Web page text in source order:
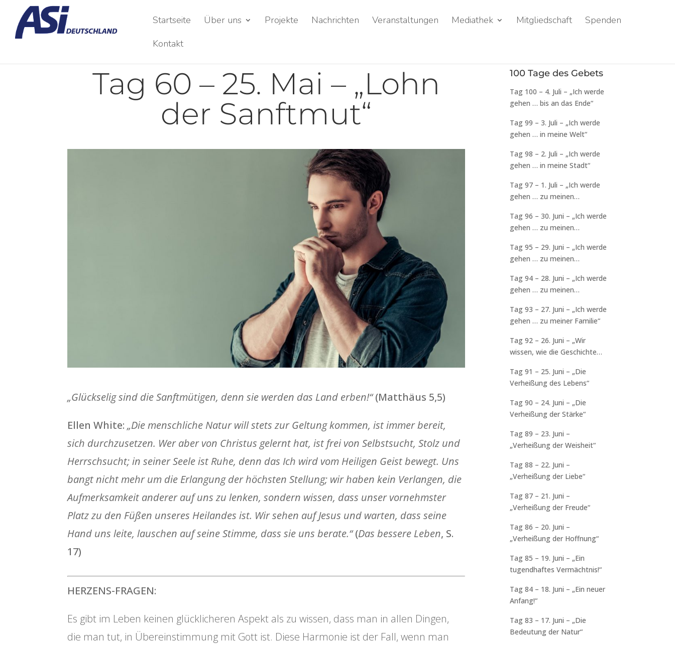
Startseite Über uns Projekte Nachrichten Veranstaltungen Mediathek Mitgliedschaft
Spenden
Kontakt
Tag 60 – 25. Mai – „Lohn
der Sanftmut“
„Glückselig sind die Sanftmütigen, denn sie werden das Land erben!“(Matthäus 5,5)
Ellen White:„Die menschliche Natur will stets zur Geltung kommen, ist immer bereit,
sich durchzusetzen. Wer aber von Christus gelernt hat, ist frei von Selbstsucht, Stolz und
Herrschsucht; in seiner Seele ist Ruhe, denn das Ich wird vom Heiligen Geist bewegt. Uns
bangt nicht mehr um die Erlangung der höchsten Stellung; wir haben kein Verlangen, die
Aufmerksamkeit anderer auf uns zu lenken, sondern wissen, dass unser vornehmster
Platz zu den Füßen unseres Heilandes ist. Wir sehen auf Jesus und warten, dass seine
Hand uns leite, lauschen auf seine Stimme, dass sie uns berate.“(Das bessere Leben, S.
17)
HERZENS-FRAGEN:
Es gibt im Leben keinen glücklicheren Aspekt als zu wissen, dass man in allen Dingen,
die man tut, in Übereinstimmung mit Gott ist. Diese Harmonie ist der Fall, wenn man
100 Tage des Gebets
Tag 100 – 4. Juli – „Ich werde
gehen … bis an das Ende“
Tag 99 – 3. Juli – „Ich werde
gehen … in meine Welt“
Tag 98 – 2. Juli – „Ich werde
gehen … in meine Stadt“
Tag 97 – 1. Juli – „Ich werde
gehen … zu meinen
Tag 96 – 30. Juni – „Ich werde
gehen … zu meinen
Tag 95 – 29. Juni – „Ich werde
gehen … zu meinen
Tag 94 – 28. Juni – „Ich werde
gehen … zu meinen
Tag 93 – 27. Juni – „Ich werde
gehen … zu meiner Familie“
Tag 92 – 26. Juni – „Wir
wissen, wie die Geschichte
Tag 91 – 25. Juni – „Die
Verheißung des Lebens“
Tag 90 – 24. Juni – „Die
Verheißung der Stärke“
Tag 89 – 23. Juni –
„Verheißung der Weisheit“
Tag 88 – 22. Juni –
„Verheißung der Liebe“
Tag 87 – 21. Juni –
„Verheißung der Freude“
Tag 86 – 20. Juni –
„Verheißung der Hoffnung“
Tag 85 – 19. Juni – „Ein
tugendhaftes Vermächtnis!“
Tag 84 – 18. Juni – „Ein neuer
Anfang!“
Tag 83 – 17. Juni – „Die
Bedeutung der Natur“